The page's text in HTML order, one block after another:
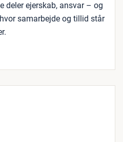
deler ejerskab, ansvar – og
samarbejde og tillid står